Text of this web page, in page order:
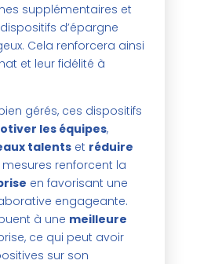
supplémentaires et
d’épargne
Cela renforcera ainsi
et leur fidélité à
gérés, ces dispositifs
les équipes,
talentset réduire
mesures renforcent la
en favorisant une
engageante.
à une meilleure
ce qui peut avoir
sur son